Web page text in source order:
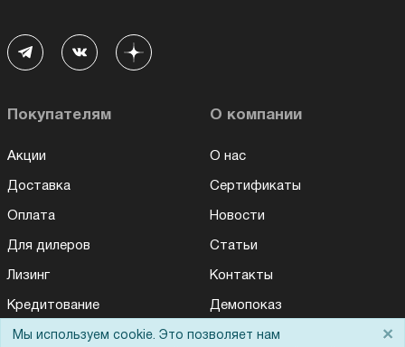
Покупателям
Акции
Доставка
Оплата
Для дилеров
Лизинг
Кредитование
Госучреждениям
О компании
О нас
Сертификаты
Новости
Статьи
Контакты
Демопоказ
Мы используем cookie. Это позволяет нам
×